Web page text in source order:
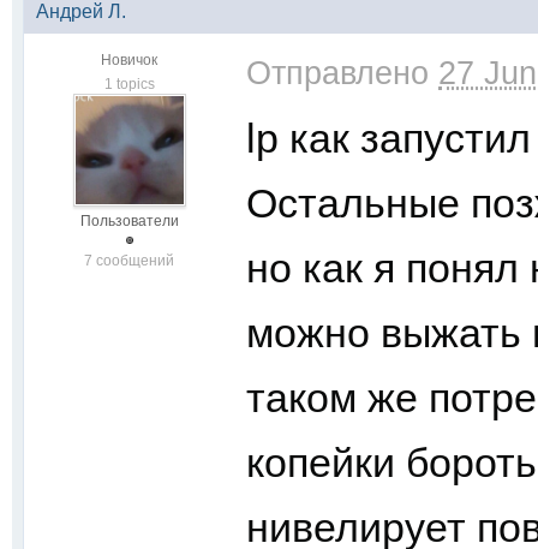
Андрей Л.
Новичок
1 topics
Пользователи
7 сообщений
Отправлено 27
lp как
Остальные
но как я понял
можно выжать
таком же
копейки
нивелирует